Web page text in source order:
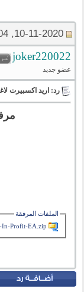
10-11-2020, 10:04 PM
joker220022
عضو جديد
رد: اريد اكسبيرت
الملفات المرفقة
In-Profit-EA.zip‏